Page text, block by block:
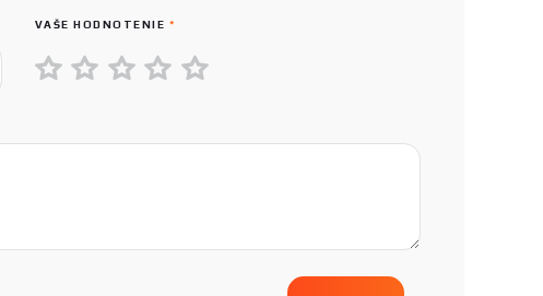
VAŠE HODNOTENIE *